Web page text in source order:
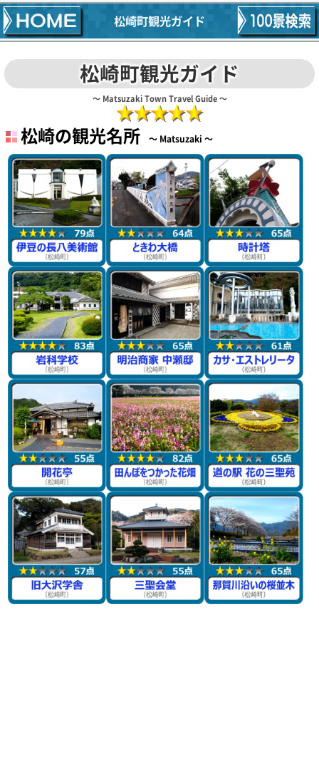
松崎町観光ガイド
松崎町観光ガイド
Matsuzaki Town Travel Guide
松崎の観光名所 Matsuzaki